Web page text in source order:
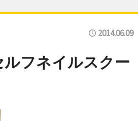
2014.06.09
フネイルスクー